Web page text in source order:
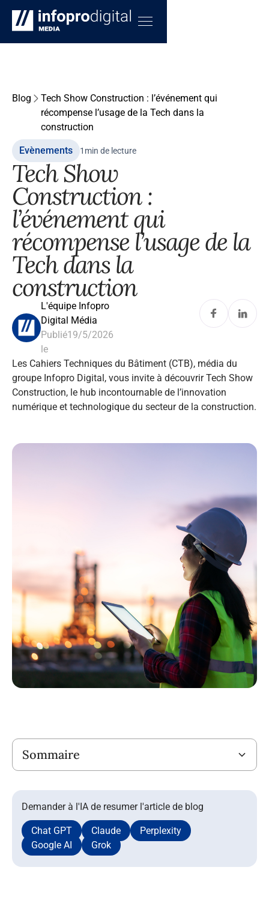
Blog
Tech Show Construction : l’événement qui
récompense l’usage de la Tech dans la
construction
Evènements 1 min de lecture
Tech Show
Construction :
l’événement qui
récompense l’usage de la
Tech dans la
construction
L'équipe Infopro
Digital Média
Publié
le
19/5/2026
Les Cahiers Techniques du Bâtiment (CTB), média du
groupe Infopro Digital, vous invite à découvrir Tech Show
Construction, le hub incontournable de l’innovation
numérique et technologique du secteur de la construction.
Demander à l'IA de resumer l'article de blog
Chat GPT Claude
Perplexity
Google AI
Grok
Sommaire